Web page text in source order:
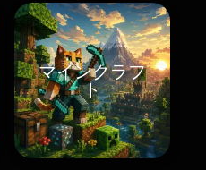
マインクラフ
ト